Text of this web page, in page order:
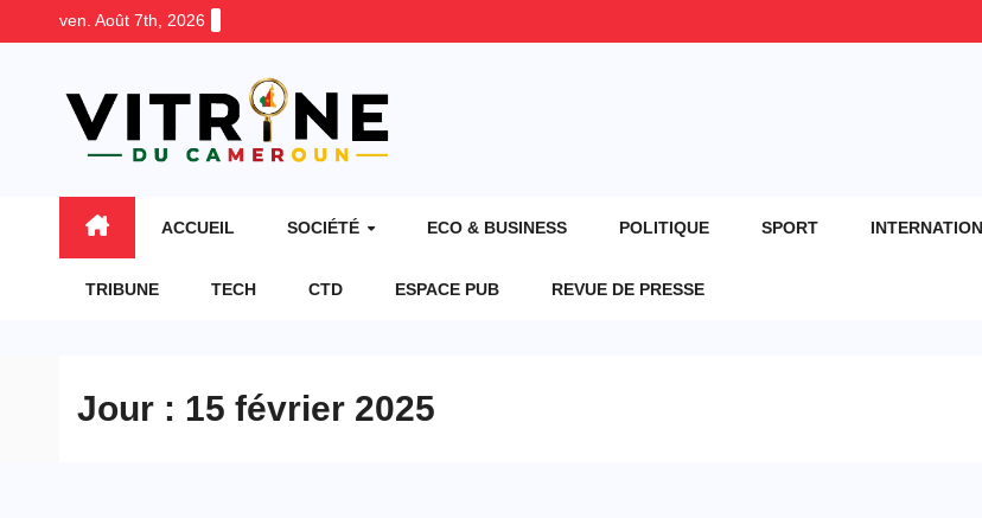
ven. Août 7th, 2026
ACCUEIL SOCIÉTÉ ECO & BUSINESS POLITIQUE SPORT
TRIBUNE TECH CTD ESPACE PUB REVUE DE PRESSE
Jour : 15 février 2025